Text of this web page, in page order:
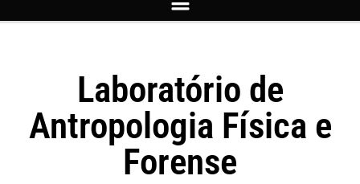
Laboratório de
Antropologia Física e
Forense